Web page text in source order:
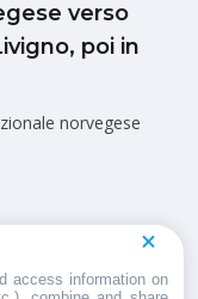
verso
poi in
norvegese
access information on